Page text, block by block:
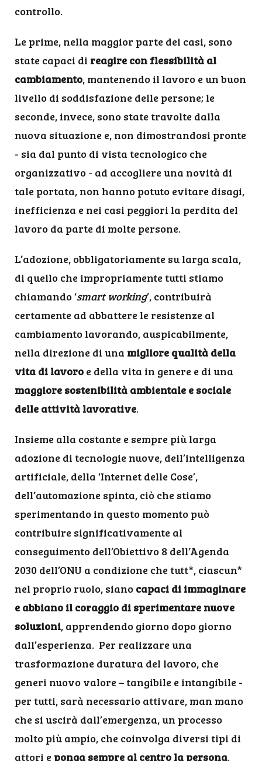
controllo.
Le prime, nella maggior parte dei casi, sono
state capaci di reagire con flessibilità al
cambiamento, mantenendo il lavoro e un buon
livello di soddisfazione delle persone; le
seconde, invece, sono state travolte dalla
nuova situazione e, non dimostrandosi pronte
- sia dal punto di vista tecnologico che
organizzativo - ad accogliere una novità di
tale portata, non hanno potuto evitare disagi,
inefficienza e nei casi peggiori la perdita del
lavoro da parte di molte persone.
L’adozione, obbligatoriamente su larga scala,
di quello che impropriamente tutti stiamo
chiamando ‘smart working’, contribuirà
certamente ad abbattere le resistenze al
cambiamento lavorando, auspicabilmente,
nella direzione di una migliore qualità della
vita di lavoro e della vita in genere e di una
maggiore sostenibilità ambientale e sociale
delle attività lavorative.
Insieme alla costante e sempre più larga
adozione di tecnologie nuove, dell’intelligenza
artificiale, della ‘Internet delle Cose’,
dell’automazione spinta, ciò che stiamo
sperimentando in questo momento può
contribuire significativamente al
conseguimento dell’Obiettivo 8 dell’Agenda
2030 dell’ONU a condizione che tutt*, ciascun*
nel proprio ruolo, siano capaci di immaginare
e abbiano il coraggio di sperimentare nuove
soluzioni, apprendendo giorno dopo giorno
dall’esperienza. Per realizzare una
trasformazione duratura del lavoro, che
generi nuovo valore – tangibile e intangibile -
per tutti, sarà necessario attivare, man mano
che si uscirà dall’emergenza, un processo
molto più ampio, che coinvolga diversi tipi di
attori e ponga sempre al centro la persona.